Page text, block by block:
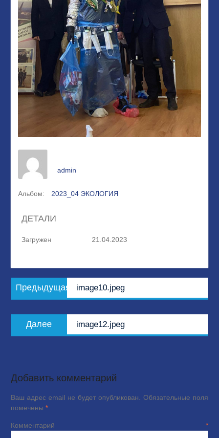
admin
Альбом: 2023_04 ЭКОЛОГИЯ
ДЕТАЛИ
Загружен 21.04.2023
Навигация
по
Предыдущая
запись:
image10.jpeg
Далее
запись:
image12.jpeg
Добавить комментарий
Ваш адрес email не будет опубликован.
Обязательные поля
помечены *
Комментарий*